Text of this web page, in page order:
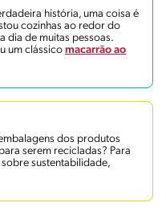
história, uma coisa é
cozinhas ao redor do
dia de muitas pessoas.
um clássico macarrão ao
dos produtos
serem recicladas? Para
sustentabilidade,